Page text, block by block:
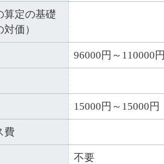
算定の基礎
価）
96000円～110000円
15000円～15000円
費
不要